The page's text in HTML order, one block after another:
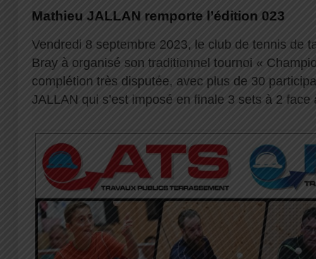
Mathieu JALLAN remporte l’édition 023
Vendredi 8 septembre 2023, le club de tennis de
Bray à organisé son traditionnel tournoi «
complétion très disputée, avec plus de 30
JALLAN qui s’est imposé en finale 3 sets à 2 face